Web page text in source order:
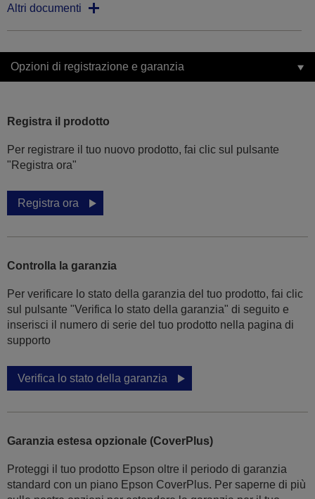
Altri documenti
Opzioni di registrazione e garanzia
Registra il prodotto
Per registrare il tuo nuovo prodotto, fai clic sul pulsante
"Registra ora"
Registra ora
Controlla la garanzia
Per verificare lo stato della garanzia del tuo prodotto, fai clic
sul pulsante "Verifica lo stato della garanzia" di seguito e
inserisci il numero di serie del tuo prodotto nella pagina di
supporto
Verifica lo stato della garanzia
Garanzia estesa opzionale (CoverPlus)
Proteggi il tuo prodotto Epson oltre il periodo di garanzia
standard con un piano Epson CoverPlus. Per saperne di più